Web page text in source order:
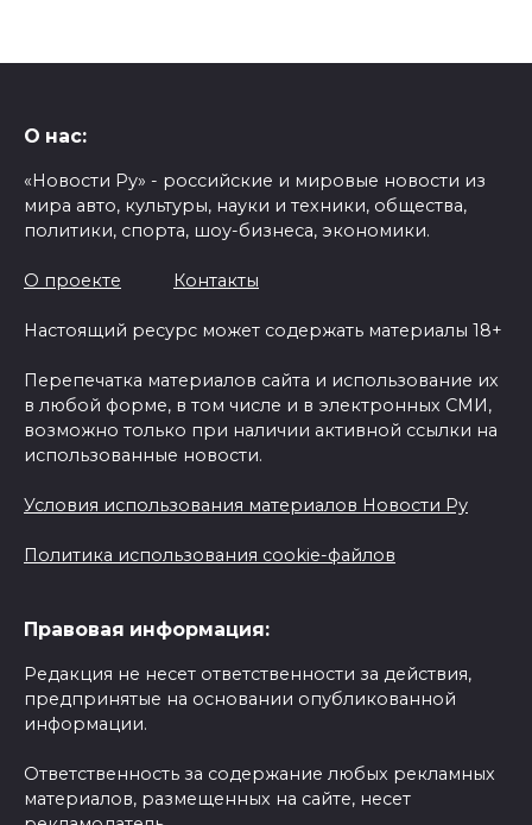
О нас:
«Новости Ру» - российские и мировые новости из
мира авто, культуры, науки и техники, общества,
политики, спорта, шоу-бизнеса, экономики.
О проекте Контакты
Настоящий ресурс может содержать материалы 18+
Перепечатка материалов сайта и использование их
в любой форме, в том числе и в электронных СМИ,
возможно только при наличии активной ссылки на
использованные новости.
Условия использования материалов Новости Ру
Политика использования cookie-файлов
Правовая информация:
Редакция не несет ответственности за действия,
предпринятые на основании опубликованной
информации.
Ответственность за содержание любых рекламных
материалов, размещенных на сайте, несет